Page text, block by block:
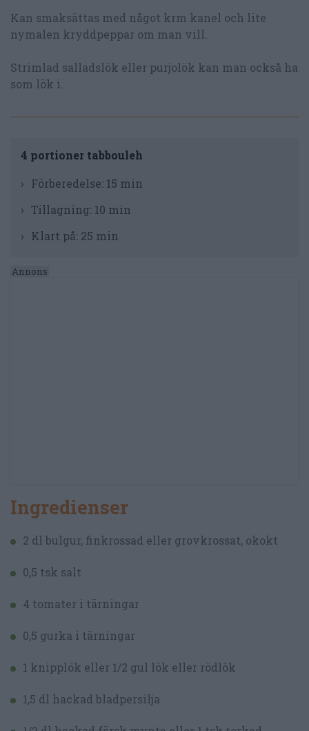
Kan smaksättas med något krm kanel och lite
nymalen kryddpeppar om man vill.
Strimlad salladslök eller purjolök kan man också ha
som lök i.
4 portioner tabbouleh
Förberedelse: 15 min
Tillagning: 10 min
Klart på: 25 min
Ingredienser
2 dl bulgur, finkrossad eller grovkrossat, okokt
0,5 tsk salt
4 tomater i tärningar
0,5 gurka i tärningar
1 knipplök eller 1/2 gul lök eller rödlök
1,5 dl hackad bladpersilja